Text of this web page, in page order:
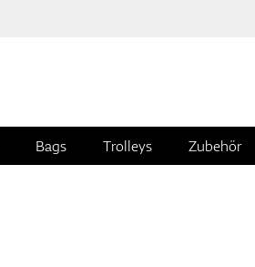
Bags Trolleys Zubehör